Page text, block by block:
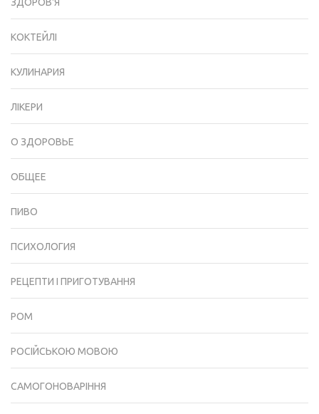
КОКТЕЙЛІ
КУЛИНАРИЯ
ЛІКЕРИ
О ЗДОРОВЬЕ
ОБЩЕЕ
ПИВО
ПСИХОЛОГИЯ
РЕЦЕПТИ І ПРИГОТУВАННЯ
РОМ
РОСІЙСЬКОЮ МОВОЮ
САМОГОНОВАРІННЯ